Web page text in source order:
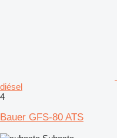
diésel
4
Bauer GFS-80 ATS